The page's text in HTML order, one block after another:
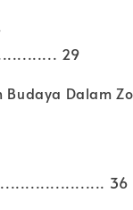
29
Budaya Dalam
36